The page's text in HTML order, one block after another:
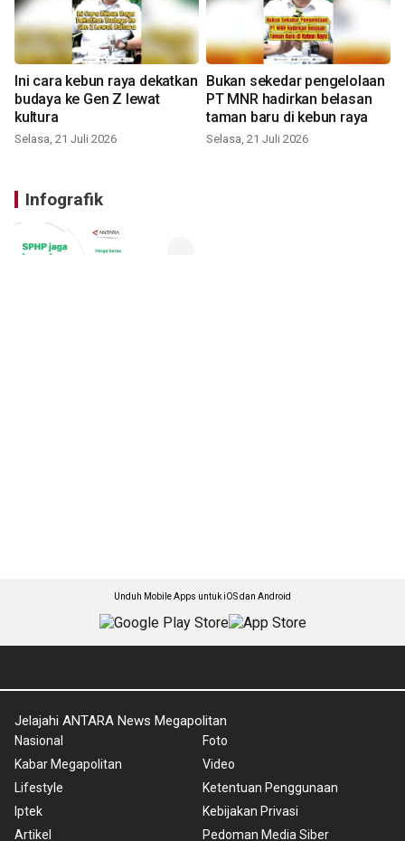
Ini cara kebun raya dekatkan
budaya ke Gen Z lewat
kultura
Selasa, 21 Juli 2026
Bukan sekedar pengelolaan
PT MNR hadirkan belasan
taman baru di kebun raya
Selasa, 21 Juli 2026
Infografik
Unduh Mobile Apps untuk iOS dan Android
Jelajahi ANTARA News Megapolitan
Nasional
Kabar Megapolitan
Lifestyle
Iptek
Artikel
Foto
Video
Ketentuan Penggunaan
Kebijakan Privasi
Pedoman Media Siber